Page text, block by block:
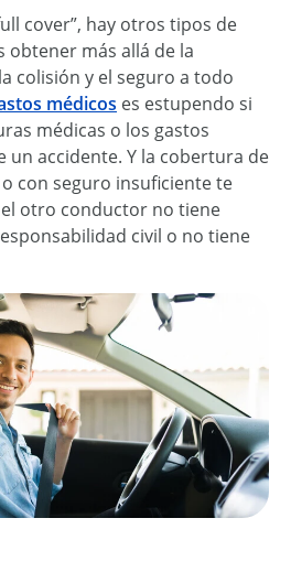
cover”, hay otros tipos de
más allá de la
colisión y el seguro a todo
médicos es estupendo si
médicas o los gastos
un accidente. Y la cobertura de
con seguro insuficiente te
otro conductor no tiene
civil o no tiene